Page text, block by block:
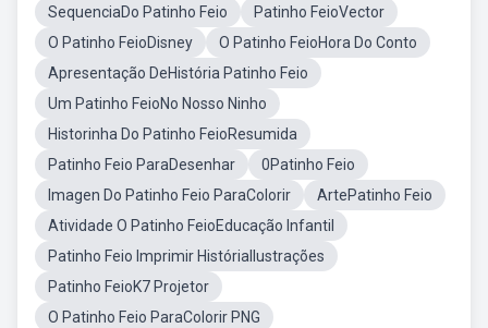
SequenciaDo Patinho Feio
Patinho FeioVector
O Patinho FeioDisney
O Patinho FeioHora Do Conto
Apresentação DeHistória Patinho Feio
Um Patinho FeioNo Nosso Ninho
Historinha Do Patinho FeioResumida
Patinho Feio ParaDesenhar
0Patinho Feio
Imagen Do Patinho Feio ParaColorir
ArtePatinho Feio
Atividade O Patinho FeioEducação Infantil
Patinho Feio Imprimir HistóriaIlustrações
Patinho FeioK7 Projetor
O Patinho Feio ParaColorir PNG